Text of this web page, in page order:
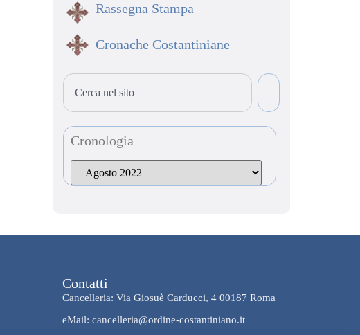
Rassegna Stampa
Cronache Costantiniane
Cronologia
Contatti
Cancelleria: Via Giosuè Carducci, 4 00187 Roma
eMail: cancelleria@ordine-costantiniano.it